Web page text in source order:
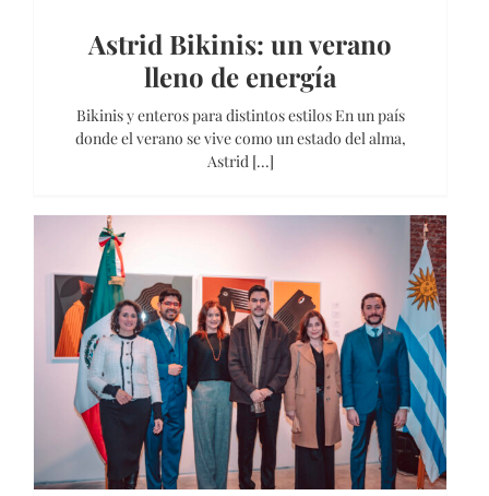
Astrid Bikinis: un verano
lleno de energía
Bikinis y enteros para distintos estilos En un país
donde el verano se vive como un estado del alma,
Astrid [...]